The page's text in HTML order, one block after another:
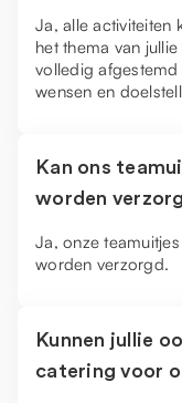
Ja, alle activiteiten
het thema van
volledig
wensen en
Kan ons
worden
Ja, onze
worden verzorgd.
Kunnen jullie
catering voor